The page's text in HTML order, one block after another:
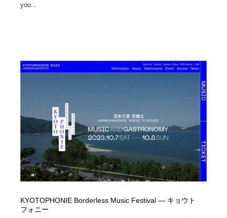
you...
KYOTOPHONIE Borderless Music Festival ― キョウト
フォニー